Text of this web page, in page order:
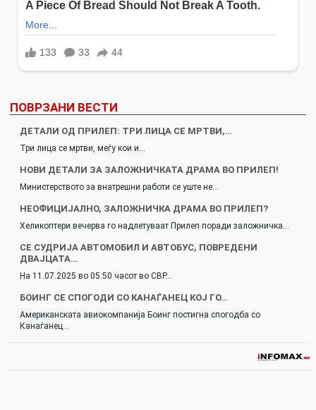
ПОВРЗАНИ ВЕСТИ
ДЕТАЛИ ОД ПРИЛЕП: ТРИ ЛИЦА СЕ МРТВИ,…
Три лица се мртви, меѓу кои и…
НОВИ ДЕТАЛИ ЗА ЗАЛОЖНИЧКАТА ДРАМА ВО ПРИЛЕП!
Министерството за внатрешни работи се уште не…
НЕОФИЦИЈАЛНО, ЗАЛОЖНИЧКА ДРАМА ВО ПРИЛЕП?
Хеликоптери вечерва го надлетуваат Прилеп поради заложничка…
СЕ СУДРИЈА АВТОМОБИЛ И АВТОБУС, ПОВРЕДЕНИ
ДВАЈЦАТА…
На 11.07.2025 во 05:50 часот во СВР…
БОИНГ СЕ СПОГОДИ СО КАНАЃАНЕЦ КОЈ ГО…
Американската авиокомпанија Боинг постигна спогодба со
Канаѓанец…